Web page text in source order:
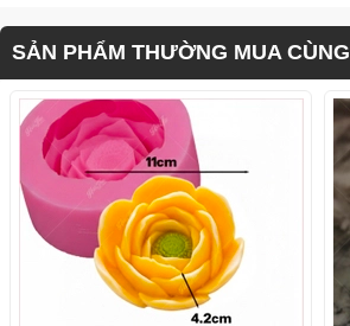
SẢN PHẨM THƯỜNG MUA CÙNG